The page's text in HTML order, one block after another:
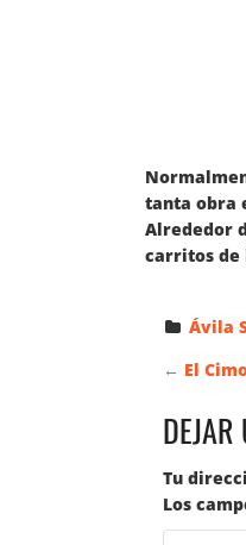
tanta obra
Alrededor
carritos de
Ávila
N
A
V
← El
DEJAR
Tu
Los